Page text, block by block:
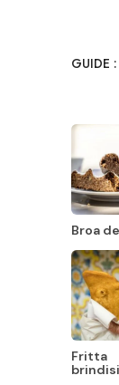
GUIDE
Broa
Fritta